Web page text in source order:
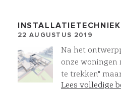
tot 15.00 uur te
Meld u aan
zodat wij
prachtige villa
ervaren. Dit
reageren op
INSTALLATIETECHNIEK
22 AUGUSTUS 2019
Na het
onze woningen
te trekken"
villa "As build"
Lees volledige